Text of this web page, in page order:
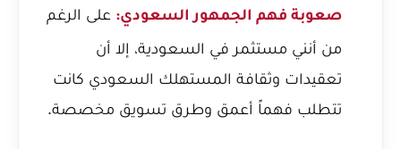
صعوبة فهم الجمهور السعودي: على الرغم
من أنني مستثمر في السعودية، إلا أن
تعقيدات وثقافة المستهلك السعودي كانت
تتطلب فهماً أعمق وطرق تسويق مخصصة.